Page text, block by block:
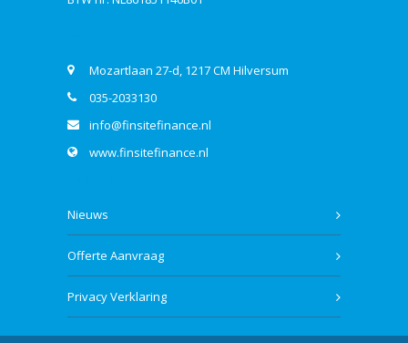
Mozartlaan 27-d, 1217 CM Hilversum
035-2033130
info@finsitefinance.nl
www.finsitefinance.nl
Nieuws
Offerte Aanvraag
Privacy Verklaring